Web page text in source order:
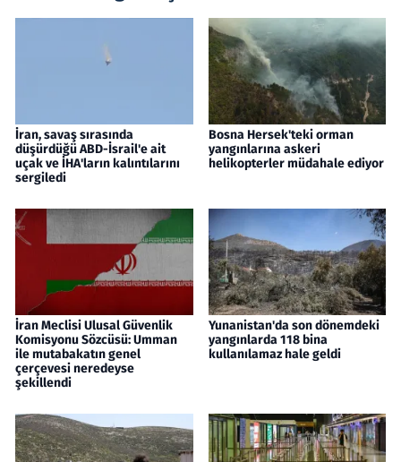
İran, savaş sırasında
düşürdüğü ABD-İsrail'e ait
uçak ve İHA'ların kalıntılarını
sergiledi
Bosna Hersek'teki orman
yangınlarına askeri
helikopterler müdahale ediyor
İran Meclisi Ulusal Güvenlik
Komisyonu Sözcüsü: Umman
ile mutabakatın genel
çerçevesi neredeyse
şekillendi
Yunanistan'da son dönemdeki
yangınlarda 118 bina
kullanılamaz hale geldi